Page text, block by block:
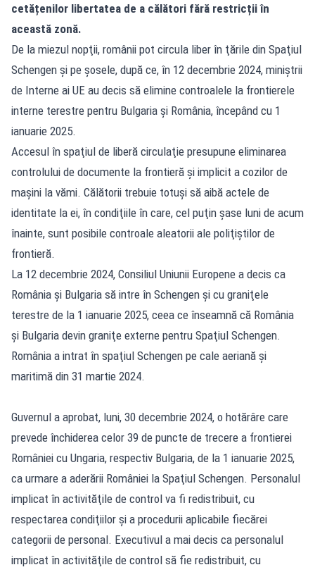
cetățenilor libertatea de a călători fără restricții în
această zonă.
De la miezul nopţii, românii pot circula liber în ţările din Spaţiul
Schengen şi pe şosele, după ce, în 12 decembrie 2024, miniştrii
de Interne ai UE au decis să elimine controalele la frontierele
interne terestre pentru Bulgaria şi România, începând cu 1
ianuarie 2025.
Accesul în spaţiul de liberă circulaţie presupune eliminarea
controlului de documente la frontieră şi implicit a cozilor de
maşini la vămi. Călătorii trebuie totuşi să aibă actele de
identitate la ei, în condiţiile în care, cel puţin şase luni de acum
înainte, sunt posibile controale aleatorii ale poliţiştilor de
frontieră.
La 12 decembrie 2024, Consiliul Uniunii Europene a decis ca
România şi Bulgaria să intre în Schengen şi cu graniţele
terestre de la 1 ianuarie 2025, ceea ce înseamnă că România
şi Bulgaria devin graniţe externe pentru Spaţiul Schengen.
România a intrat în spaţiul Schengen pe cale aeriană şi
maritimă din 31 martie 2024.
Guvernul a aprobat, luni, 30 decembrie 2024, o hotărâre care
prevede închiderea celor 39 de puncte de trecere a frontierei
României cu Ungaria, respectiv Bulgaria, de la 1 ianuarie 2025,
ca urmare a aderării României la Spaţiul Schengen. Personalul
implicat în activităţile de control va fi redistribuit, cu
respectarea condiţiilor şi a procedurii aplicabile fiecărei
categorii de personal. Executivul a mai decis ca personalul
implicat în activităţile de control să fie redistribuit, cu